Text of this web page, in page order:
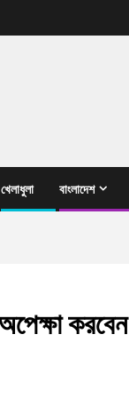
খেলাধুলা বাংলাদেশ